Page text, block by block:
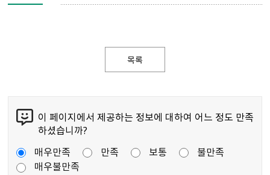
목록
이 페이지에서 제공하는 정보에 대하여 어느 정도 만족
하셨습니까?
매우만족
만족 보통
불만족
매우불만족